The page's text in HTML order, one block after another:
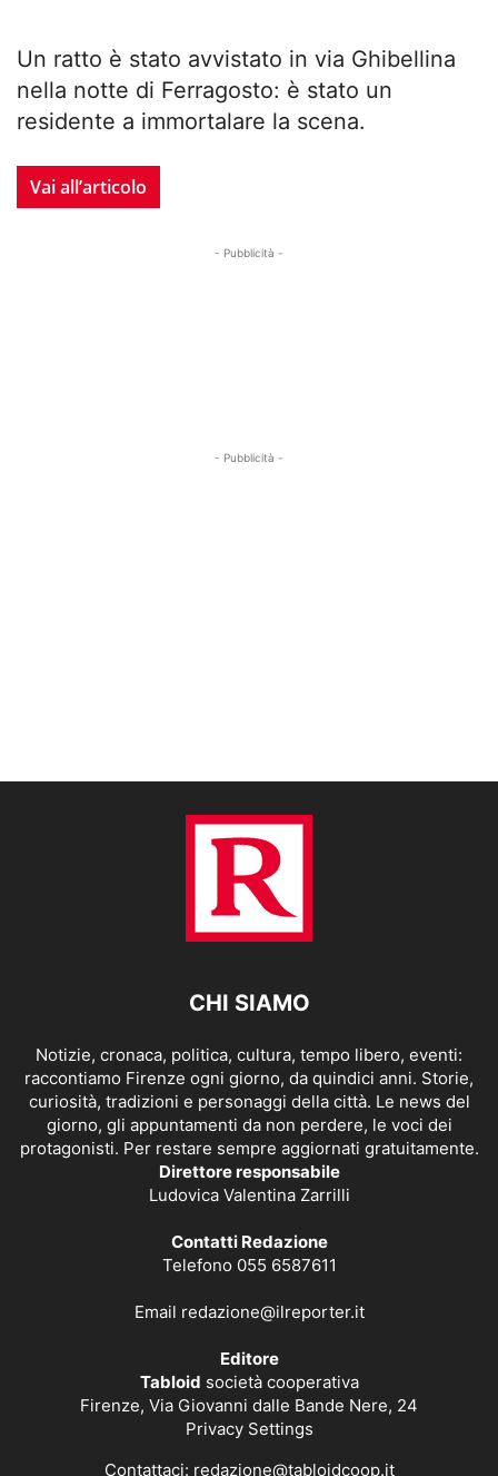
Un ratto è stato avvistato in via Ghibellina
nella notte di Ferragosto: è stato un
residente a immortalare la scena.
Vai all’articolo
- Pubblicità -
- Pubblicità -
CHI SIAMO
Notizie, cronaca, politica, cultura, tempo libero, eventi:
raccontiamo Firenze ogni giorno, da quindici anni. Storie,
curiosità, tradizioni e personaggi della città. Le news del
giorno, gli appuntamenti da non perdere, le voci dei
protagonisti. Per restare sempre aggiornati gratuitamente.
Direttore responsabile
Ludovica Valentina Zarrilli
Contatti Redazione
Telefono 055 6587611
Email redazione@ilreporter.it
Editore
Tabloid società cooperativa
Firenze, Via Giovanni dalle Bande Nere, 24
Privacy Settings
Contattaci: redazione@tabloidcoop.it